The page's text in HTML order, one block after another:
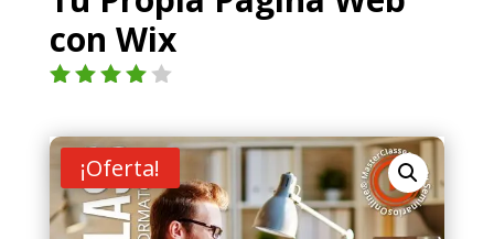
con Wix
4.00de
5 en
base a
valoraci
ón de
¡Oferta!